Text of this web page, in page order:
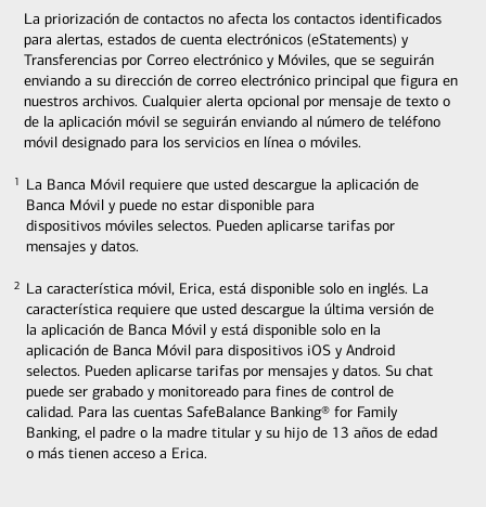
La priorización de contactos no afecta los contactos identificados
para alertas, estados de cuenta electrónicos (eStatements) y
Transferencias por Correo electrónico y Móviles, que se seguirán
enviando a su dirección de correo electrónico principal que figura en
nuestros archivos. Cualquier alerta opcional por mensaje de texto o
de la aplicación móvil se seguirán enviando al número de teléfono
móvil designado para los servicios en línea o móviles.
La Banca Móvil requiere que usted descargue la aplicación de
Banca Móvil y puede no estar disponible para
dispositivos móviles selectos. Pueden aplicarse tarifas por
mensajes y datos.
1
La característica móvil, Erica, está disponible solo en inglés. La
característica requiere que usted descargue la última versión de
la aplicación de Banca Móvil y está disponible solo en la
aplicación de Banca Móvil para dispositivos iOS y Android
selectos. Pueden aplicarse tarifas por mensajes y datos. Su chat
puede ser grabado y monitoreado para fines de control de
calidad. Para las cuentas SafeBalance Banking® for Family
Banking, el padre o la madre titular y su hijo de 13 años de edad
o más tienen acceso a Erica.
2